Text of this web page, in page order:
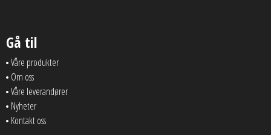
Gå til
Våre produkter
Om oss
Våre leverandører
Nyheter
Kontakt oss